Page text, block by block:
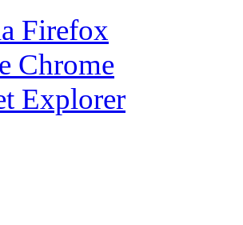
Firefox
Chrome
Explorer